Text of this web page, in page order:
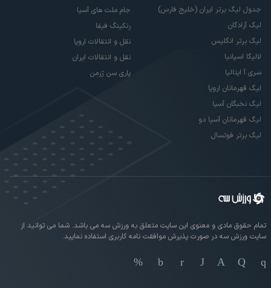
جدول لیگ برتر ایران (خلیج فارس)
لیگ آزادگان
لیگ برتر انگلیس
لالیگا اسپانیا
سری آ ایتالیا
لیگ قهرمانان اروپا
لیگ نخبگان آسیا
لیگ قهرمانان آسیا دو
لیگ برتر فوتسال
جام ملت های آسیا
رنکینگ فیفا
نقل و انتقالات اروپا
نقل و انتقالات ایران
پاری سن ژرمن
تمام حقوق مادی و معنوی این سایت متعلق به ورزش سه می باشد. شما می توانید از
سایت ورزش سه در صورت پذیرش موافقت نامه کاربری استفاده نمایید.